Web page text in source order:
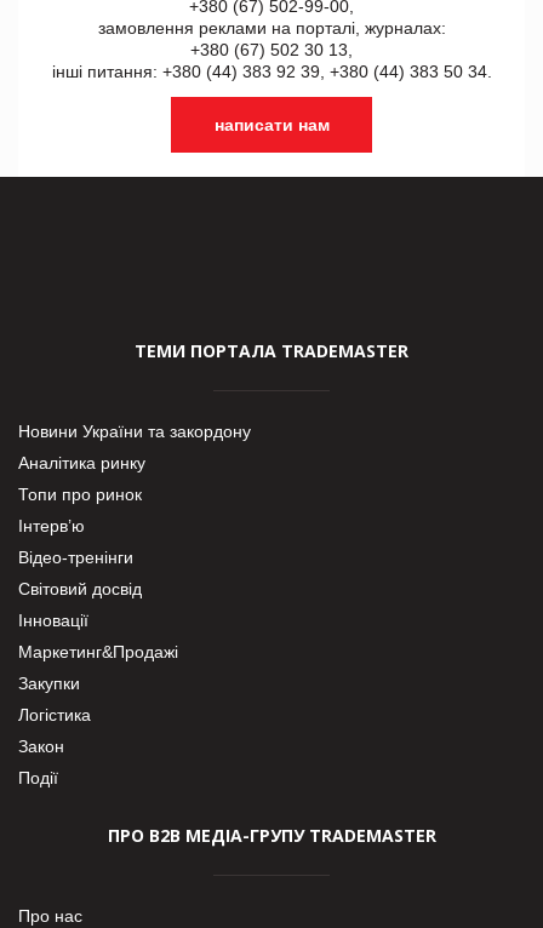
+380 (67) 502-99-00,
замовлення реклами на порталі, журналах:
+380 (67) 502 30 13,
інші питання: +380 (44) 383 92 39, +380 (44) 383 50 34.
написати нам
ТЕМИ ПОРТАЛА TRADEMASTER
Новини України та закордону
Аналітика ринку
Топи про ринок
Інтерв’ю
Відео-тренінги
Світовий досвід
Інновації
Маркетинг&Продажі
Закупки
Логістика
Закон
Події
ПРО В2В МЕДІА-ГРУПУ TRADEMASTER
Про нас